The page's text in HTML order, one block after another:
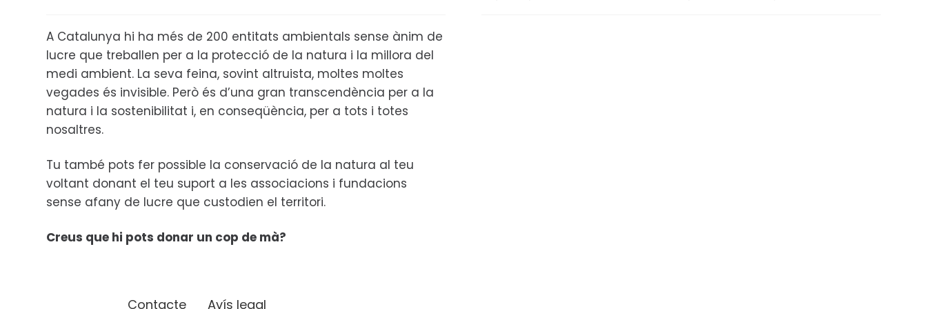
A Catalunya hi ha més de 200 entitats ambientals sense ànim de
lucre que treballen per a la protecció de la natura i la millora del
medi ambient. La seva feina, sovint altruista, moltes moltes
vegades és invisible. Però és d’una gran transcendència per a la
natura i la sostenibilitat i, en conseqüència, per a tots i totes
nosaltres.
Tu també pots fer possible la conservació de la natura al teu
voltant donant el teu suport a les associacions i fundacions
sense afany de lucre que custodien el territori.
Creus que hi pots donar un cop de mà?
Contacte Avís legal